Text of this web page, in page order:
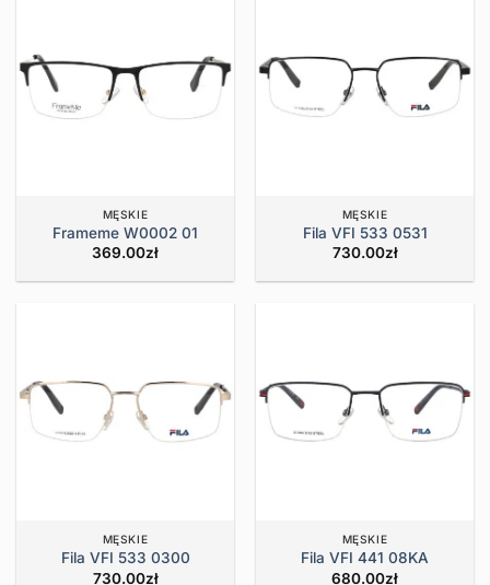
MĘSKIE
Frameme W0002 01
369.00zł
MĘSKIE
Fila VFI 533 0531
730.00zł
MĘSKIE
Fila VFI 533 0300
730.00zł
MĘSKIE
Fila VFI 441 08KA
680.00zł